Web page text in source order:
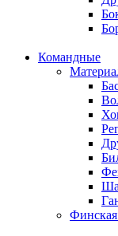
Командные
Финская